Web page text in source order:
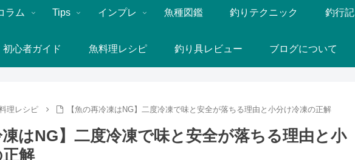
ラム Tips インプレ 魚種図鑑 釣りテクニック 釣行記
初心者ガイド 魚料理レシピ 釣り具レビュー ブログについて
理レシピ 【魚の再冷凍はNG】二度冷凍で味と安全が落ちる理由と小分け冷凍の正解
凍はNG】二度冷凍で味と安全が落ちる理由と小
解